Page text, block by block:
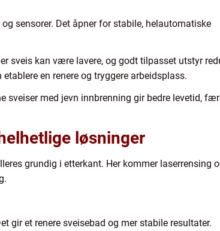
sensorer. Det åpner for stabile, helautomatiske
sveis kan være lavere, og godt tilpasset utstyr
en renere og tryggere arbeidsplass.
sveiser med jevn innbrenning gir bedre levetid,
løsninger
grundig i etterkant. Her kommer laserrensing
gir et renere sveisebad og mer stabile resultater.